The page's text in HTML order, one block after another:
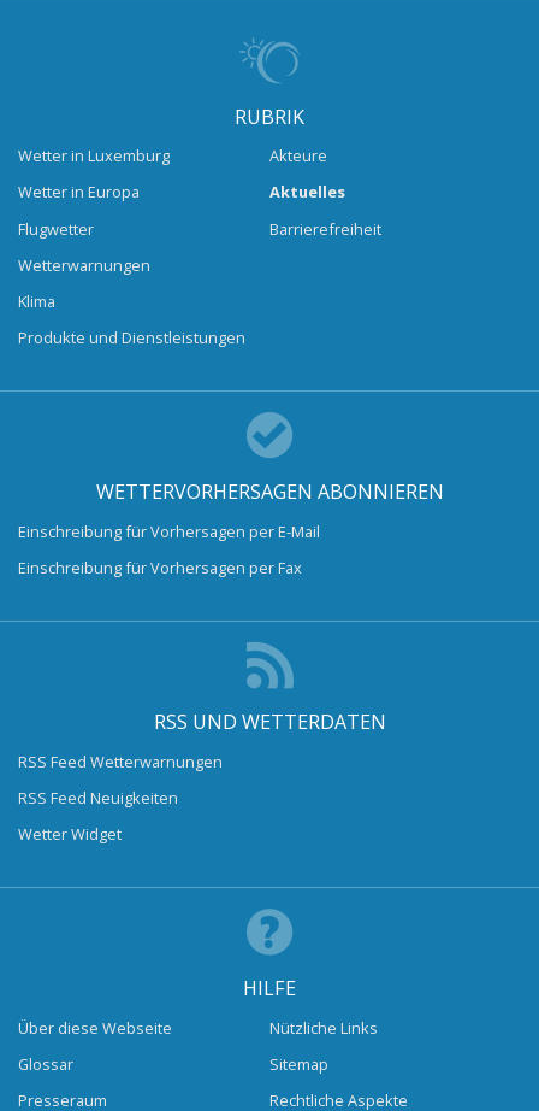
RUBRIK
Wetter in Luxemburg
Wetter in Europa
Flugwetter
Wetterwarnungen
Klima
Produkte und Dienstleistungen
Akteure
Aktuelles
Barrierefreiheit
WETTERVORHERSAGEN ABONNIEREN
Einschreibung für Vorhersagen per E-Mail
Einschreibung für Vorhersagen per Fax
RSS UND WETTERDATEN
RSS Feed Wetterwarnungen
RSS Feed Neuigkeiten
Wetter Widget
HILFE
Über diese Webseite
Glossar
Presseraum
Nützliche Links
Sitemap
Rechtliche Aspekte